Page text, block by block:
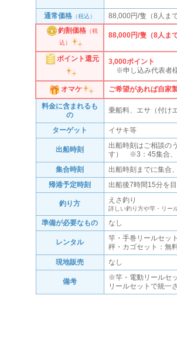
通常価格 （税込）
88,000円/隻（8人ま
釣割価格（税
込）
88,000円/隻（8人ま
ポイント還元 3,000ポイント
※申し込み代表者
オマケ ご希望があれば自家
料金に含まれるも
の
乗船料、エサ（付け
ターゲット イサキ等
出船時刻
出船時刻はご相談の
す） ※3：45集合、
集合時刻
出船時刻までに集合
帰港予定時刻
出船後7時間15分を
釣り方 えさ釣り
詳しい釣り方や竿・リー
準備が必要なもの なし
レンタル
竿・手巻リールセッ
秤・カゴセット：無
現地販売
なし
備考
※竿・電動リールセ
リールセットで統一